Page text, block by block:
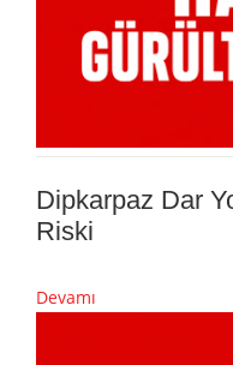
Dipkarpaz Dar
Riski
Devamı